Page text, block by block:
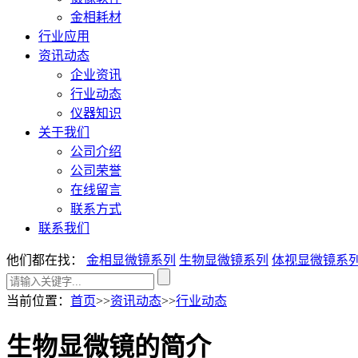
金相耗材
行业应用
资讯动态
企业资讯
行业动态
仪器知识
关于我们
公司介绍
公司荣誉
在线留言
联系方式
联系我们
他们都在找： 金相显微镜系列 生物显微镜系列 体视显微镜系列
当前位置 ： 首页>>资讯动态>>行业动态
生物显微镜的简介